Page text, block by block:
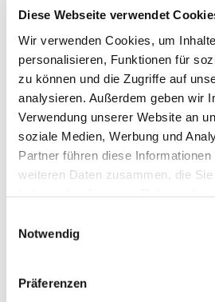
Diese Webseite verwendet
Wir verwenden Cookies, um
personalisieren, Funktionen für
zu können und die Zugriffe auf
analysieren. Außerdem geben wir
Verwendung unserer Website an
soziale Medien, Werbung und
Partner führen diese
weiteren Daten zusammen, die
Notwendig
Präferenzen
Dies könnte